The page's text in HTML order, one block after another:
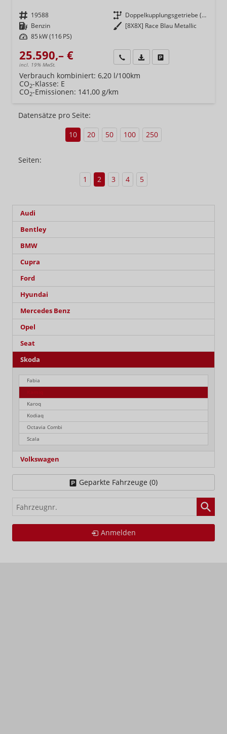
Fahrzeugnr. 19588 Getriebe
Doppelkupplungsgetriebe (DSG)
Kraftstoff Benzin Außenfarbe [8X8X] Race Blau Metallic
Leistung 85 kW (116 PS)
25.590,– €
incl. 19% MwSt.
Wir rufen Sie anFahrzeugexposé (PDF)
Verbrauch kombiniert: 6,20 l/100km
CO2-Klasse: E
CO2-Emissionen: 141,00 g/km
Datensätze pro Seite:
10
20 50 100 250
Seiten:
1
2 3 4 5
Audi
Bentley
BMW
Cupra
Ford
Hyundai
Mercedes Benz
Opel
Seat
Skoda
Fabia
Karoq
Kodiaq
Octavia Combi
Scala
Volkswagen
Geparkte Fahrzeuge (0)
Fahrzeugnr.
Anmelden